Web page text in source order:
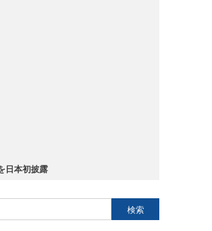
日本初披露
索: